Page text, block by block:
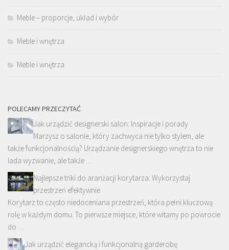
Meble – proporcje, układ i wybór
Meble i wnętrza
Meble i wnętrza
POLECAMY PRZECZYTAĆ
Jak urządzić designerski salon: Inspiracje i porady
Marzysz o salonie, który zachwyca nie tylko stylem, ale
także funkcjonalnością? Urządzanie designerskiego wnętrza to nie
lada wyzwanie, ale także …
Najlepsze triki do aranżacji korytarza: Wykorzystaj
przestrzeń efektywnie
Korytarz to często niedoceniana przestrzeń, która pełni kluczową
rolę w każdym domu. To pierwsze miejsce, które witamy po powrocie
do …
Jak urządzić elegancką i funkcjonalną garderobę